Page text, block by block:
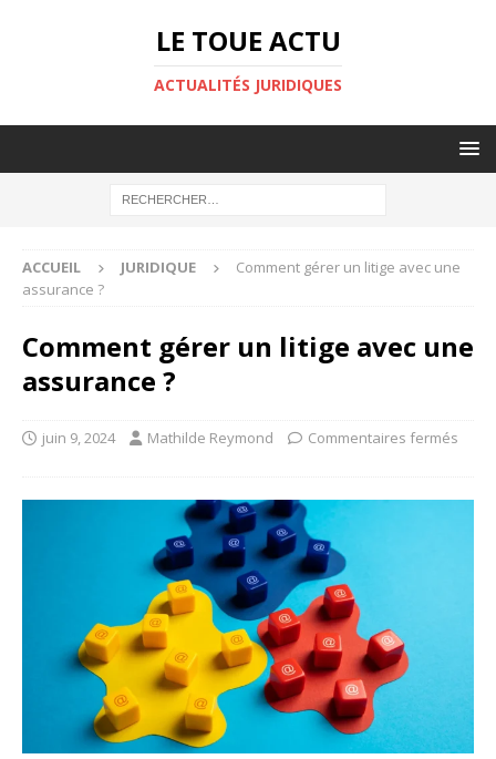
LE TOUE ACTU
ACTUALITÉS JURIDIQUES
ACCUEIL JURIDIQUE
Comment gérer un litige avec une
assurance ?
Comment gérer un litige avec une
assurance ?
juin 9, 2024 Mathilde Reymond Commentaires fermés